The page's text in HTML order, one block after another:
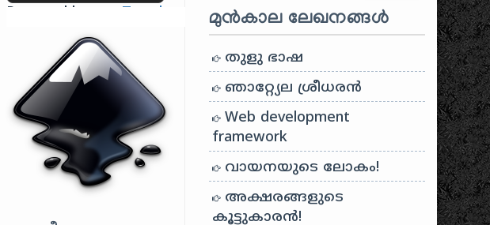
Powered by Translate മുൻകാല ലേഖനങ്ങൾ
തുളു ഭാഷ
ഞാറ്റ്യേല ശ്രീധരൻ
Web development
framework
വായനയുടെ ലോകം!
അക്ഷരങ്ങളുടെ
കൂട്ടുകാരൻ!